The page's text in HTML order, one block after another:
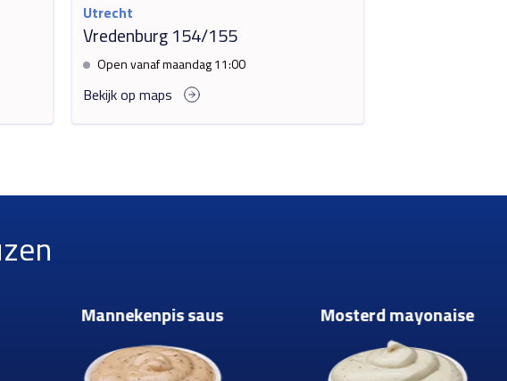
Utrecht
Vredenburg 154/155
Open vanaf maandag 11:00
Bekijk op maps
Mannekenpis saus Mosterd mayonaise